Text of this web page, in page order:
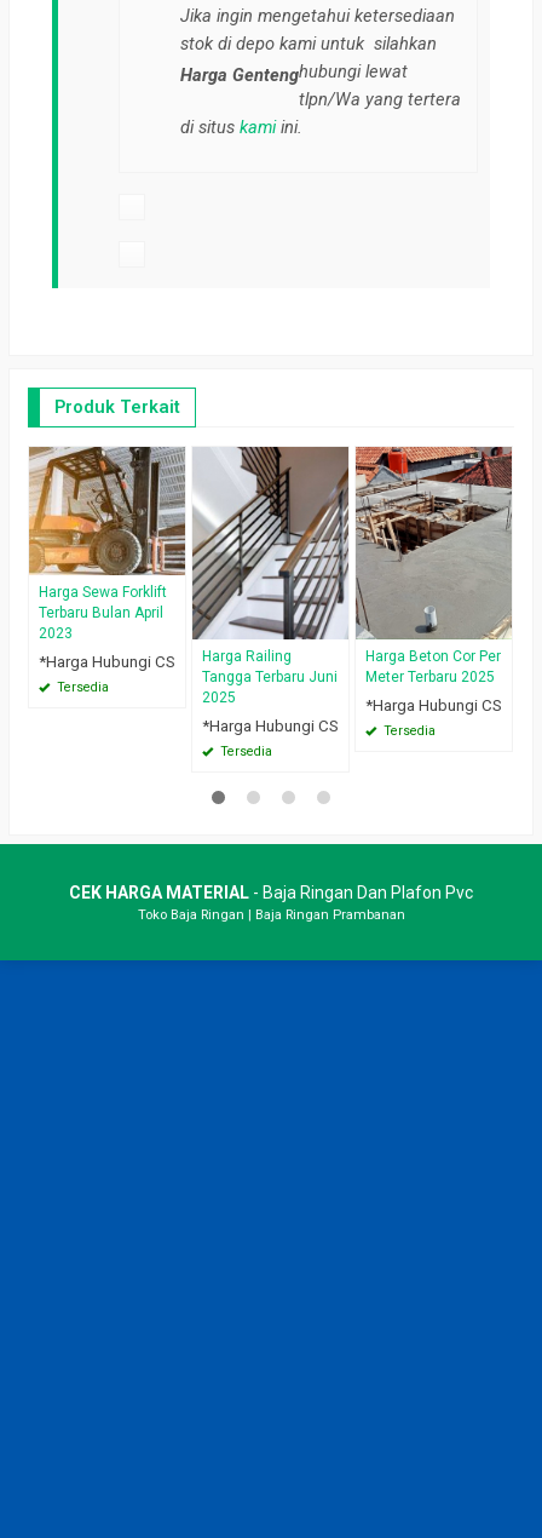
Jika ingin mengetahui ketersediaan
stok di depo kami untuk
Harga Genteng
silahkan
hubungi lewat
tlpn/Wa yang tertera
di situskamiini.
Produk Terkait
Harga Sewa Forklift
Terbaru Bulan April
2023
*Harga Hubungi CS
Tersedia
Harga Railing
Tangga Terbaru Juni
2025
*Harga Hubungi CS
Tersedia
Harga Beton Cor Per
Meter Terbaru 2025
*Harga Hubungi CS
Tersedia
CEK HARGA MATERIAL - Baja Ringan Dan Plafon Pvc
Toko Baja Ringan | Baja Ringan Prambanan